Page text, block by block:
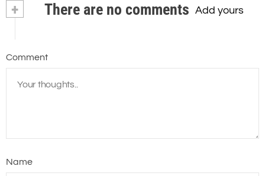
+ There are no comments Add yours
Comment
Name